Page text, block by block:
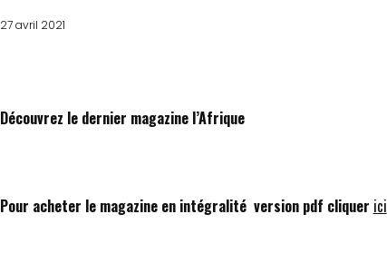
27 avril 2021
Découvrez le dernier magazine l’Afrique
Pour acheter le magazine en intégralité version pdf cliquer ici